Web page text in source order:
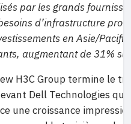
par les grands
d’infrastructure
en Asie/
augmentant de 31%
H3C Group termine le
Dell Technologies
une croissance